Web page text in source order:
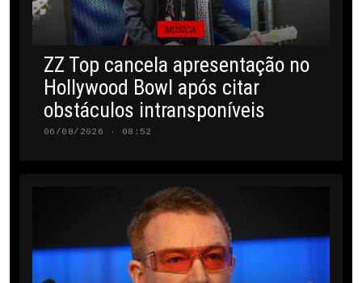
MÚSICA
ZZ Top cancela apresentação no
Hollywood Bowl após citar
obstáculos intransponíveis
06/08/2026 · 08:52